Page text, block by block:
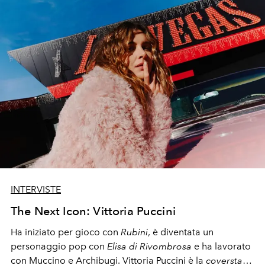
INTERVISTE
The Next Icon: Vittoria Puccini
Ha iniziato per gioco con Rubini, è diventata un
personaggio pop con Elisa di Rivombrosa e ha lavorato
con Muccino e Archibugi. Vittoria Puccini è la coverstar